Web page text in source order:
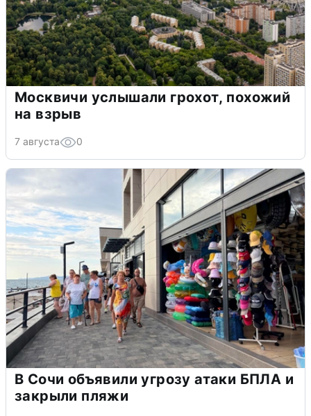
Москвичи услышали грохот, похожий
на взрыв
7 августа 0
В Сочи объявили угрозу атаки БПЛА и
закрыли пляжи